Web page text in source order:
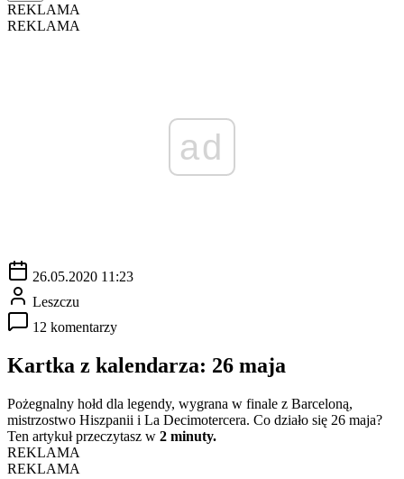
REKLAMA
REKLAMA
ad
26.05.2020 11:23
Leszczu
12 komentarzy
Kartka z kalendarza: 26 maja
Pożegnalny hołd dla legendy, wygrana w finale z Barceloną,
mistrzostwo Hiszpanii i La Decimotercera. Co działo się 26 maja?
Ten artykuł przeczytasz w 2 minuty.
REKLAMA
REKLAMA